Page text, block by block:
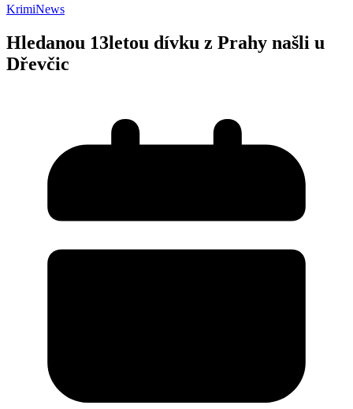
KrimiNews
Hledanou 13letou dívku z Prahy našli u
Dřevčic